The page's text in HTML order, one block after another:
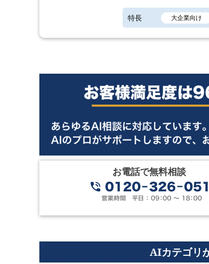
特長 大企業向け
お電話で無料相談
AIカテゴリ